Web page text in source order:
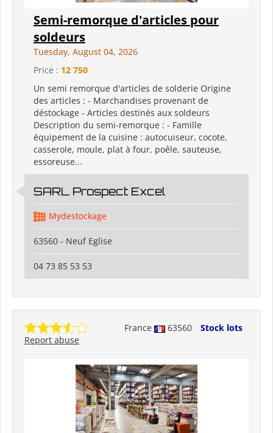
Semi-remorque d'articles pour
soldeurs
Tuesday, August 04, 2026
Price : 12 750
Un semi remorque d'articles de solderie Origine
des articles : - Marchandises provenant de
déstockage - Articles destinés aux soldeurs
Description du semi-remorque : - Famille
équipement de la cuisine : autocuiseur, cocote,
casserole, moule, plat à four, poêle, sauteuse,
essoreuse...
SARL Prospect Excel
Mydestockage
63560 - Neuf Eglise
04 73 85 53 53
France 63560
Stock lots
Report abuse